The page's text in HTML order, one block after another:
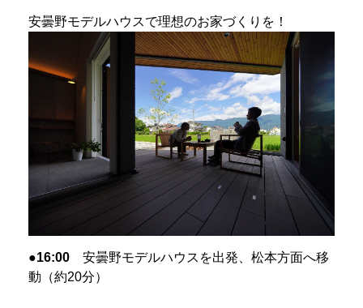
安曇野モデルハウスで理想のお家づくりを！
●16:00 安曇野モデルハウスを出発、松本方面へ移
動（約20分）